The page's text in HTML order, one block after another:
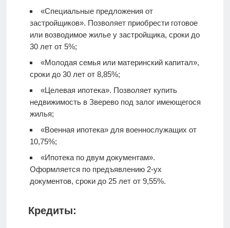
«Специальные предложения от
застройщиков». Позволяет приобрести готовое
или возводимое жилье у застройщика, сроки до
30 лет от 5%;
«Молодая семья или материнский капитал»,
сроки до 30 лет от 8,85%;
«Целевая ипотека». Позволяет купить
недвижимость в Зверево под залог имеющегося
жилья;
«Военная ипотека» для военнослужащих от
10,75%;
«Ипотека по двум документам».
Оформляется по предъявлению 2-ух
документов, сроки до 25 лет от 9,55%.
Кредиты: